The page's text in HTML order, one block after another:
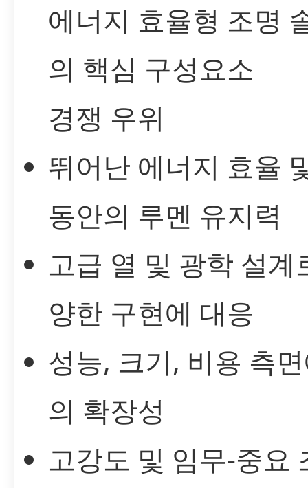
에너지 효율형 조명
의 핵심 구성요소
경쟁 우위
뛰어난 에너지 효율
동안의 루멘 유지력
고급 열 및 광학 설계
양한 구현에 대응
성능, 크기, 비용 측
의 확장성
고강도 및 임무-중요